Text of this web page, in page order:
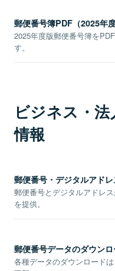
郵便番号簿PDF（2025年度
2025年度版郵便番号簿を
す。
ビジネス・
情報
郵便番号・デジタルアド
郵便番号とデジタルアドレ
を提供。
郵便番号データのダウンロ
各種データのダウンロード